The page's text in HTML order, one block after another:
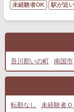
未経験者OK 駅が近い
吾川郡いの町 南国市
転勤なし 未経験者Ｏ